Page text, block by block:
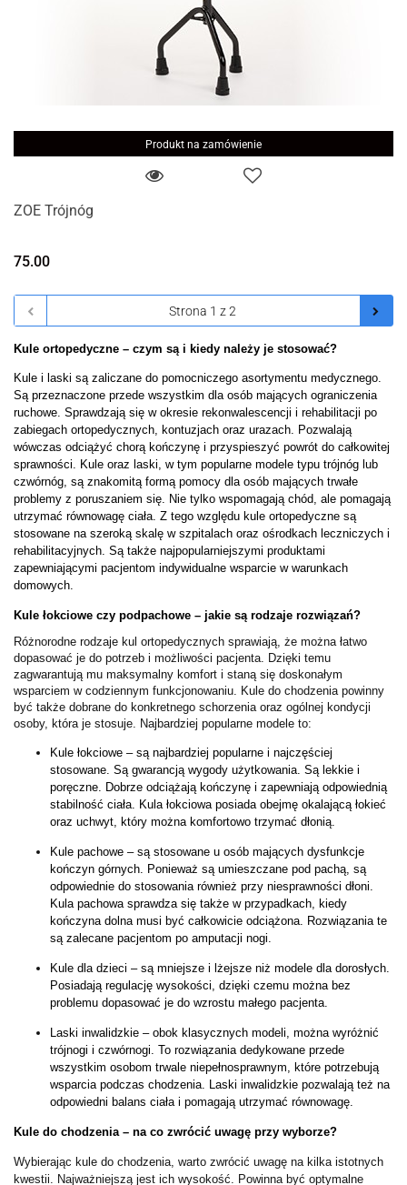
Produkt na zamówienie
ZOE Trójnóg
75.00
Kule ortopedyczne – czym są i kiedy należy je stosować?
Kule i laski są zaliczane do pomocniczego asortymentu medycznego.
Są przeznaczone przede wszystkim dla osób mających ograniczenia
ruchowe. Sprawdzają się w okresie rekonwalescencji i rehabilitacji po
zabiegach ortopedycznych, kontuzjach oraz urazach. Pozwalają
wówczas odciążyć chorą kończynę i przyspieszyć powrót do całkowitej
sprawności. Kule oraz laski, w tym popularne modele typu trójnóg lub
czwórnóg, są znakomitą formą pomocy dla osób mających trwałe
problemy z poruszaniem się. Nie tylko wspomagają chód, ale pomagają
utrzymać równowagę ciała. Z tego względu kule ortopedyczne są
stosowane na szeroką skalę w szpitalach oraz ośrodkach leczniczych i
rehabilitacyjnych. Są także najpopularniejszymi produktami
zapewniającymi pacjentom indywidualne wsparcie w warunkach
domowych.
Kule łokciowe czy podpachowe – jakie są rodzaje rozwiązań?
Różnorodne rodzaje kul ortopedycznych sprawiają, że można łatwo
dopasować je do potrzeb i możliwości pacjenta. Dzięki temu
zagwarantują mu maksymalny komfort i staną się doskonałym
wsparciem w codziennym funkcjonowaniu. Kule do chodzenia powinny
być także dobrane do konkretnego schorzenia oraz ogólnej kondycji
osoby, która je stosuje. Najbardziej popularne modele to:
Kule łokciowe – są najbardziej popularne i najczęściej
stosowane. Są gwarancją wygody użytkowania. Są lekkie i
poręczne. Dobrze odciążają kończynę i zapewniają odpowiednią
stabilność ciała. Kula łokciowa posiada obejmę okalającą łokieć
oraz uchwyt, który można komfortowo trzymać dłonią.
Kule pachowe – są stosowane u osób mających dysfunkcje
kończyn górnych. Ponieważ są umieszczane pod pachą, są
odpowiednie do stosowania również przy niesprawności dłoni.
Kula pachowa sprawdza się także w przypadkach, kiedy
kończyna dolna musi być całkowicie odciążona. Rozwiązania te
są zalecane pacjentom po amputacji nogi.
Kule dla dzieci – są mniejsze i lżejsze niż modele dla dorosłych.
Posiadają regulację wysokości, dzięki czemu można bez
problemu dopasować je do wzrostu małego pacjenta.
Laski inwalidzkie – obok klasycznych modeli, można wyróżnić
trójnogi i czwórnogi. To rozwiązania dedykowane przede
wszystkim osobom trwale niepełnosprawnym, które potrzebują
wsparcia podczas chodzenia. Laski inwalidzkie pozwalają też na
odpowiedni balans ciała i pomagają utrzymać równowagę.
Kule do chodzenia – na co zwrócić uwagę przy wyborze?
Wybierając kule do chodzenia, warto zwrócić uwagę na kilka istotnych
kwestii. Najważniejszą jest ich wysokość. Powinna być optymalne